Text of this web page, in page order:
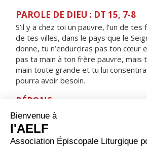
PAROLE DE DIEU : DT 15, 7-8
S’il y a chez toi un pauvre, l’un de tes
de tes villes, dans le pays que le
donne, tu n’endurciras pas ton cœur
pas ta main à ton frère pauvre, mais
main toute grande et tu lui
pourra avoir besoin.
RÉPONS
V/Le Seigneur délivrera le pauvre qui
le pauvre dont il sauve la vie.